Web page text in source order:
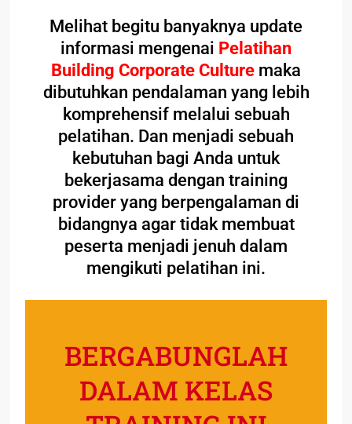
Melihat begitu banyaknya update
informasi mengenai Pelatihan
Building Corporate Culture maka
dibutuhkan pendalaman yang lebih
komprehensif melalui sebuah
pelatihan. Dan menjadi sebuah
kebutuhan bagi Anda untuk
bekerjasama dengan training
provider yang berpengalaman di
bidangnya agar tidak membuat
peserta menjadi jenuh dalam
mengikuti pelatihan ini.
BERGABUNGLAH
DALAM KELAS